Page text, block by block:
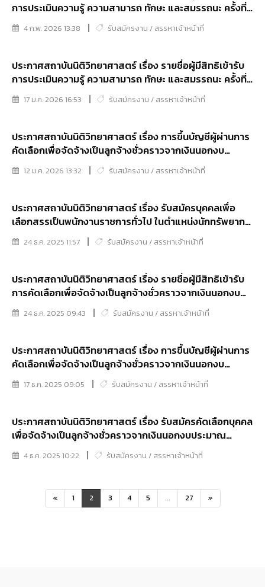
การประเมินความรู้ ความสามารถ ทักษะ และสมรรถนะ ครั้งที่
๒ (สอบสัมภาษณ์)และกำหนดวัน เวลา สถานที่ในการประเมิน
เพื่อเลือกสรรบุคคลเป็นพนักงานราชการทั่วไป
4 ก.พ. 2026 13:38 รับสมัครงาน / สรรหาเจ้าหน้าที่
ประกาศสถาบันนิติวิทยาศาสตร์ เรื่อง รายชื่อผู้มีสิทธิเข้ารับ
การประเมินความรู้ ความสามารถ ทักษะ และสมรรถนะ ครั้งที่
๑ (สอบข้อเขียน)และกำหนดวัน เวลา สถานที่ ในการประเมิน
เพื่อเลือกสรรบุคคลเป็นพนักงานราชการทั่วไป
17 ม.ค. 2026 16:53 รับสมัครงาน / สรรหาเจ้าหน้าที่
ประกาศสถาบันนิติวิทยาศาสตร์ เรื่อง การขึ้นบัญชีผู้ผ่านการ
คัดเลือกเพื่อจัดจ้างเป็นลูกจ้างชั่วคราวจากเงินนอกงบ
ประมาณ ตำแหน่งนักจัดการงานทั่วไป
12 ม.ค. 2026 13:32 รับสมัครงาน / สรรหาเจ้าหน้าที่
ประกาศสถาบันนิติวิทยาศาสตร์ เรื่อง รับสมัครบุคคลเพื่อ
เลือกสรรเป็นพนักงานราชการทั่วไป ในตำแหน่งนักทรัพยากร
บุคคล ตำแหน่งนักวิเคราะห์นโยบายและแผน ตำแหน่งเจ้า
พนักงานธุรการ และตำแหน่งพนักงานรักษาศพ
24 ธ.ค. 2025 11:57 รับสมัครงาน / สรรหาเจ้าหน้าที่
ประกาศสถาบันนิติวิทยาศาสตร์ เรื่อง รายชื่อผู้มีสิทธิเข้ารับ
การคัดเลือกเพื่อจัดจ้างเป็นลูกจ้างชั่วคราวจากเงินนอกงบ
ประมาณ ตำแหน่งนักจัดการงานทั่วไปและกำหนดวัน เวลา
และสถานที่ในการคัดเลือก
24 ธ.ค. 2025 09:43 รับสมัครงาน / สรรหาเจ้าหน้าที่
ประกาศสถาบันนิติวิทยาศาสตร์ เรื่อง การขึ้นบัญชีผู้ผ่านการ
คัดเลือกเพื่อจัดจ้างเป็นลูกจ้างชั่วคราวจากเงินนอกงบ
ประมาณในตำแหน่งช่างภาพการแพทย์ ตำแหน่งนัก
ประชาสัมพันธ์และตำแหน่งเจ้าพนักงานธุรการ
17 ธ.ค. 2025 09:05 รับสมัครงาน / สรรหาเจ้าหน้าที่
ประกาศสถาบันนิติวิทยาศาสตร์ เรื่อง รับสมัครคัดเลือกบุคคล
เพื่อจัดจ้างเป็นลูกจ้างชั่วคราวจากเงินนอกงบประมาณ
ตำแหน่งนักจัดการงานทั่วไป
4 ธ.ค. 2025 10:22 รับสมัครงาน / สรรหาเจ้าหน้าที่
« 1 2 3 4 5 ... 27 »